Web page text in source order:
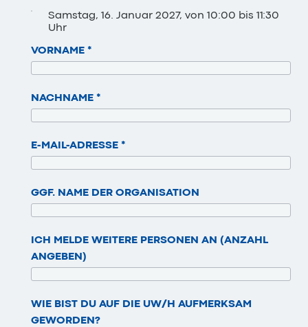
Samstag, 16. Januar 2027, von 10:00 bis 11:30
Uhr
VORNAME *
NACHNAME *
E-MAIL-ADRESSE *
GGF. NAME DER ORGANISATION
ICH MELDE WEITERE PERSONEN AN (ANZAHL
ANGEBEN)
WIE BIST DU AUF DIE UW/H AUFMERKSAM
GEWORDEN?